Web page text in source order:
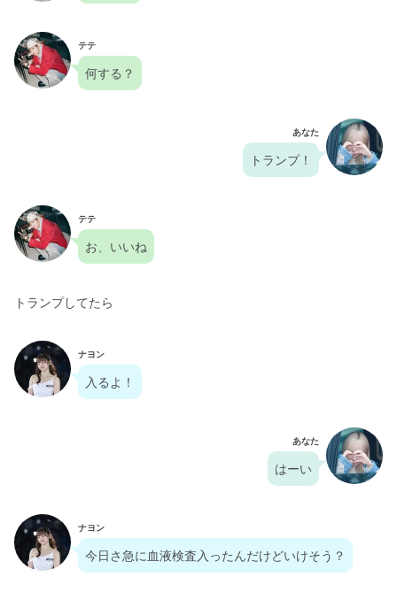
テテ
何する？
あなた
トランプ！
テテ
お、いいね
トランプしてたら
ナヨン
入るよ！
あなた
はーい
ナヨン
今日さ急に血液検査入ったんだけどいけそう？